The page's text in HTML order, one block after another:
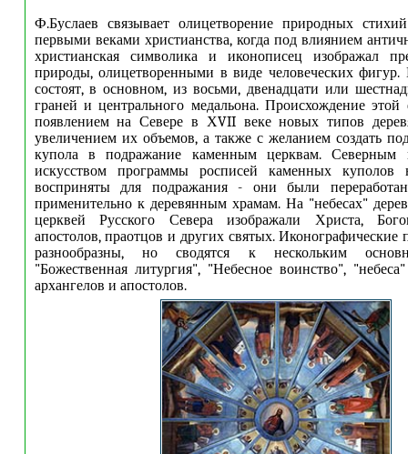
Ф.Буслаев связывает олицетворение природных
первыми веками христианства, когда под влиянием
христианская символика и иконописец изображал
природы, олицетворенными в виде человеческих
состоят, в основном, из восьми, двенадцати или
граней и центрального медальона. Происхождение
появлением на Севере в ХVII веке новых типов
увеличением их объемов, а также с желанием создать
купола в подражание каменным церквам. Северным
искусством программы росписей каменных
восприняты для подражания - они были
применительно к деревянным храмам. На "небесах"
церквей Русского Севера изображали Христа,
апостолов, праотцов и других святых. Иконографические
разнообразны, но сводятся к нескольким
"Божественная литургия", "Небесное воинство",
архангелов и апостолов.